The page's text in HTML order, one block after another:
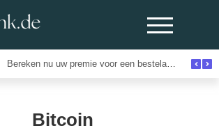
Bereken nu uw premie voor een bestelautoverzekering en bespaar direct
Bitcoin